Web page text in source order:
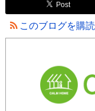
Post
このブログを購読